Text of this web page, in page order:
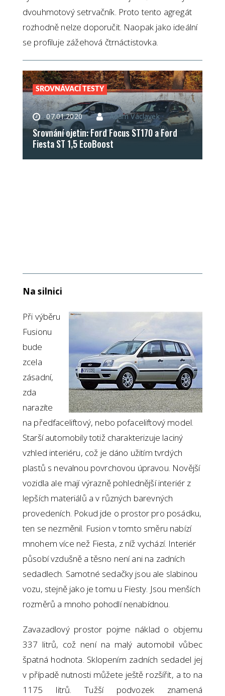
dvouhmotový setrvačník. Proto tento agregát
rozhodně nelze doporučit. Naopak jako ideální
se profiluje zážehová čtrnáctistovka.
SROVNÁVACÍ TESTY
07.01.2020 Adam Václavek
Srovnání ojetin: Ford Focus ST170 a Ford
Fiesta ST 1,5 EcoBoost
Na silnici
Při výběru
Fusionu
bude
zcela
zásadní,
zda
narazíte
na předfaceliftový, nebo pofaceliftový model.
Starší automobily totiž charakterizuje laciný
vzhled interiéru, což je dáno užitím tvrdých
plastů s nevalnou povrchovou úpravou. Novější
vozidla ale mají výrazně pohlednější interiér z
lepších materiálů a v různých barevných
provedeních. Pokud jde o prostor pro posádku,
ten se nezměnil. Fusion v tomto směru nabízí
mnohem více než Fiesta, z níž vychází. Interiér
působí vzdušně a těsno není ani na zadních
sedadlech. Samotné sedačky jsou ale slabinou
vozu, stejně jako je tomu u Fiesty. Jsou menších
rozměrů a mnoho pohodlí nenabídnou.
Zavazadlový prostor pojme náklad o objemu
337 litrů, což není na malý automobil vůbec
špatná hodnota. Sklopením zadních sedadel jej
v případě nutnosti můžete ještě rozšířit, a to na
1175 litrů. Tužší podvozek znamená